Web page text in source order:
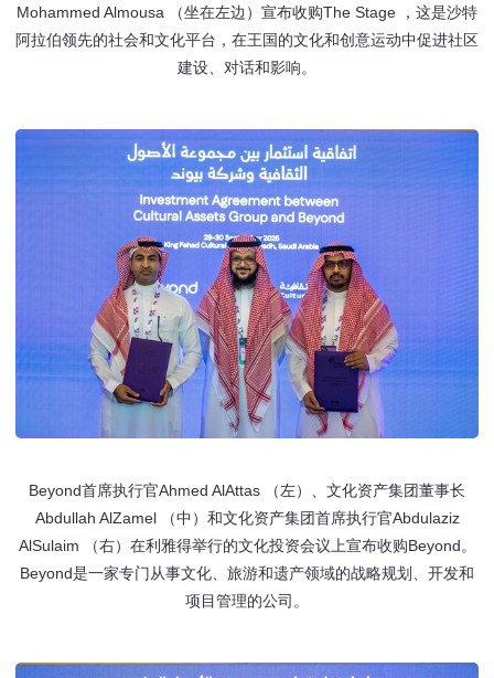
Mohammed Almousa （坐在左边）宣布收购The Stage ，这是沙特
阿拉伯领先的社会和文化平台，在王国的文化和创意运动中促进社区
建设、对话和影响。
Beyond首席执行官Ahmed AlAttas （左）、文化资产集团董事长
Abdullah AlZamel （中）和文化资产集团首席执行官Abdulaziz
AlSulaim （右）在利雅得举行的文化投资会议上宣布收购Beyond。
Beyond是一家专门从事文化、旅游和遗产领域的战略规划、开发和
项目管理的公司。